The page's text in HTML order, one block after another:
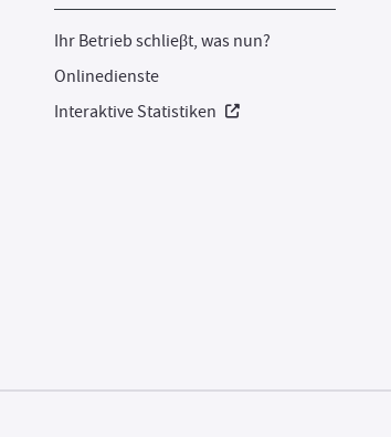
Ihr Betrieb schlieβt, was nun?
Onlinedienste
Interaktive Statistiken Neues Fenster